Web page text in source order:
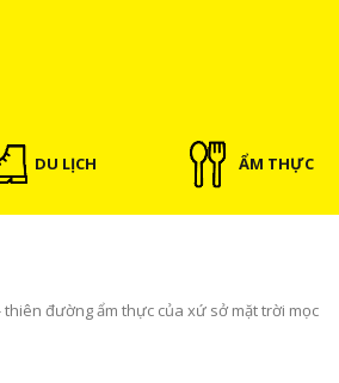
DU LỊCH ẨM THỰC
thiên đường ẩm thực của xứ sở mặt trời mọc